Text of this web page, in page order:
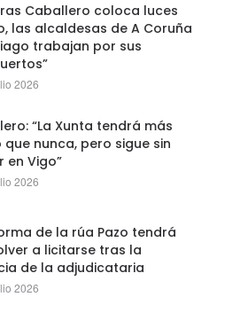
Caballero coloca luces
las alcaldesas de A Coruña
trabajan por sus
2026
“La Xunta tendrá más
que nunca, pero sigue sin
en Vigo”
2026
de la rúa Pazo tendrá
a licitarse tras la
de la adjudicataria
2026